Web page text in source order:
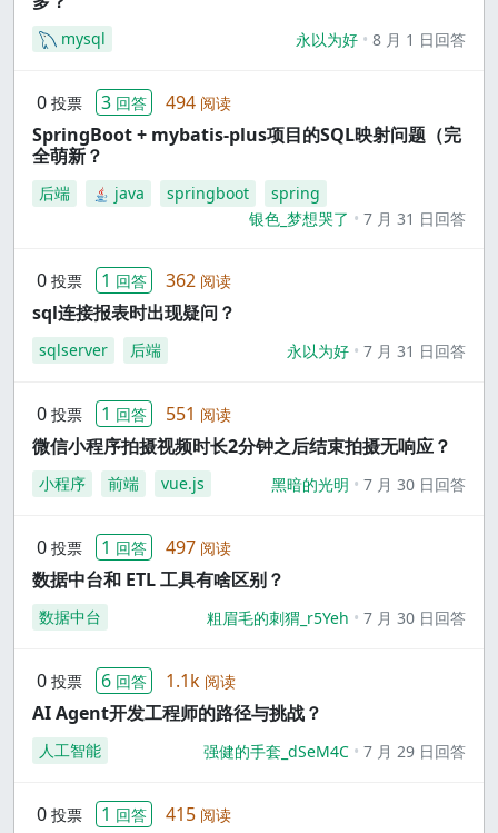
mysql 永以为好 8 月 1 日回答
0 投票 3 回答 494 阅读
SpringBoot + mybatis-plus项目的SQL映射问题（完
全萌新？
后端 java springboot
spring
银色_梦想哭了
7 月 31 日回答
0 投票 1 回答 362 阅读
sql连接报表时出现疑问？
sqlserver 后端 永以为好 7 月 31 日回答
0 投票 1 回答 551 阅读
微信小程序拍摄视频时长2分钟之后结束拍摄无响应？
小程序 前端 vue.js 黑暗的光明 7 月 30 日回答
0 投票 1 回答 497 阅读
数据中台和 ETL 工具有啥区别？
数据中台 粗眉毛的刺猬_r5Yeh 7 月 30 日回答
0 投票 6 回答 1.1k 阅读
AI Agent开发工程师的路径与挑战？
人工智能 强健的手套_dSeM4C 7 月 29 日回答
0 投票 1 回答 415 阅读